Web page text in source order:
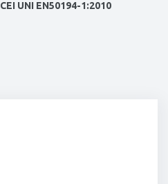
CEI UNI EN50194-1:2010